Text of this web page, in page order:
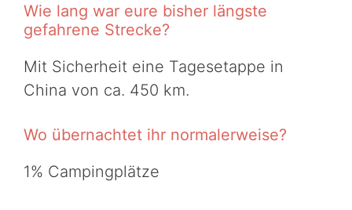
Wie lang war eure bisher längste
gefahrene Strecke?
Mit Sicherheit eine Tagesetappe in
China von ca. 450 km.
Wo übernachtet ihr normalerweise?
1% Campingplätze